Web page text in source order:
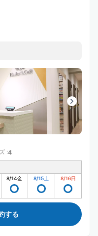
:4
8/14金 8/15土 8/16日
する